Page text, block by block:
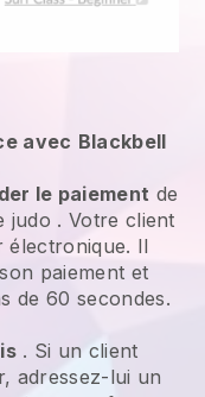
avec Blackbell
le paiement de
judo . Votre client
Il
paiement et
de 60 secondes.
. Si un client
adressez-lui un